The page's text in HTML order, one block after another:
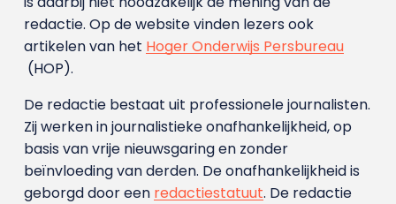
redactie. Op de website vinden lezers ook
artikelen van het Hoger Onderwijs Persbureau
(HOP).
De redactie bestaat uit professionele journalisten.
Zij werken in journalistieke onafhankelijkheid, op
basis van vrije nieuwsgaring en zonder
beïnvloeding van derden. De onafhankelijkheid is
geborgd door een redactiestatuut. De redactie